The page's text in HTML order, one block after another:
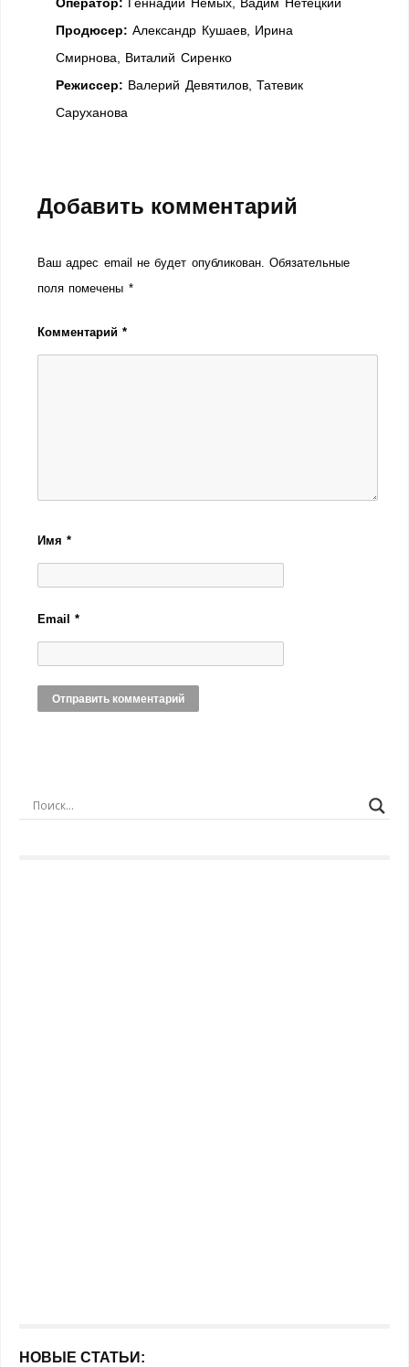
Продюсер:Александр Кушаев, Ирина
Смирнова, Виталий Сиренко
Режиссер: Валерий Девятилов, Татевик
Саруханова
Добавить комментарий
Ваш адрес email не будет опубликован. Обязательные
поля помечены *
Комментарий*
Имя*
Email*
НОВЫЕ СТАТЬИ: